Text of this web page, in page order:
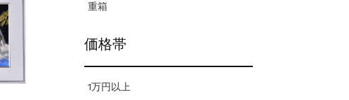
重箱
価格帯
1万円以上